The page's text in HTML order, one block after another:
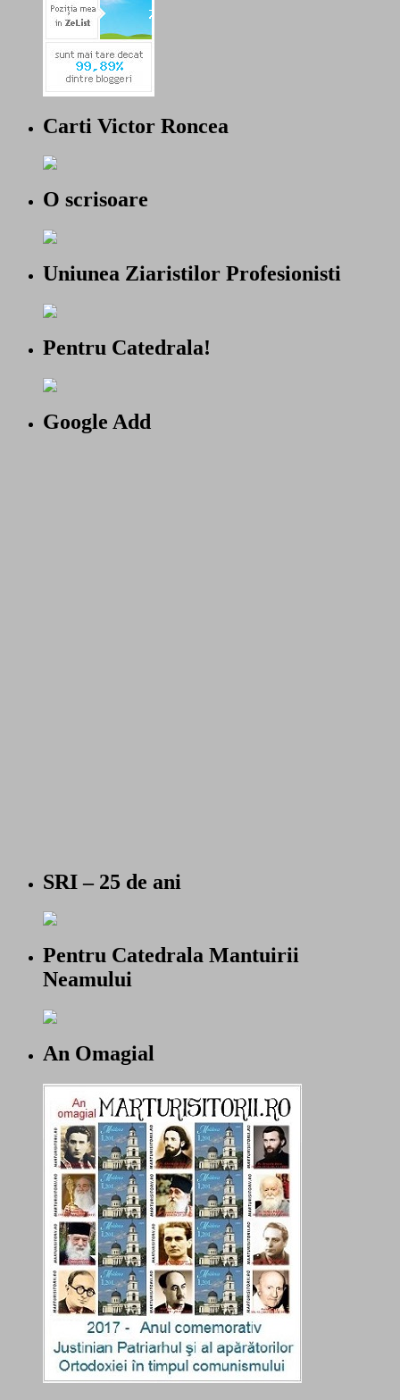
Carti Victor Roncea
O scrisoare
Uniunea Ziaristilor Profesionisti
Pentru Catedrala!
Google Add
SRI – 25 de ani
Pentru Catedrala Mantuirii
Neamului
An Omagial